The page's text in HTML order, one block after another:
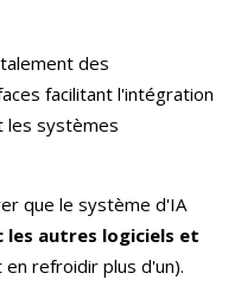
des
facilitant l'intégration
les systèmes
que le système d'IA
les autres logiciels et
refroidir plus d'un).